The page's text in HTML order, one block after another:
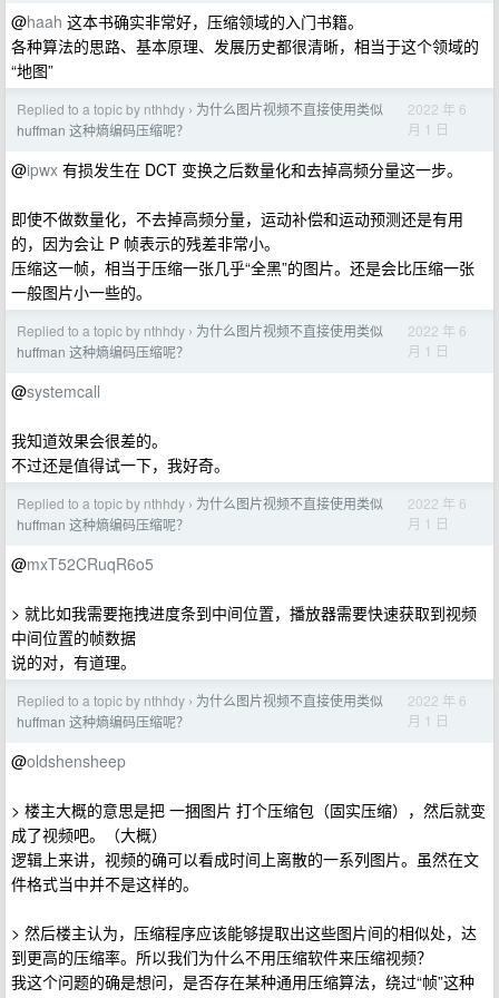
@haah 这本书确实非常好，压缩领域的入门书籍。
各种算法的思路、基本原理、发展历史都很清晰，相当于这个领域的
“地图”
Replied to a topic by nthhdy › 为什么图片视频不直接使用类似
huffman 这种熵编码压缩呢？
2022 年 6
月 1 日
@ipwx 有损发生在 DCT 变换之后数量化和去掉高频分量这一步。
即使不做数量化，不去掉高频分量，运动补偿和运动预测还是有用
的，因为会让 P 帧表示的残差非常小。
压缩这一帧，相当于压缩一张几乎“全黑”的图片。还是会比压缩一张
一般图片小一些的。
Replied to a topic by nthhdy › 为什么图片视频不直接使用类似
huffman 这种熵编码压缩呢？
2022 年 6
月 1 日
@systemcall
我知道效果会很差的。
不过还是值得试一下，我好奇。
Replied to a topic by nthhdy › 为什么图片视频不直接使用类似
huffman 这种熵编码压缩呢？
2022 年 6
月 1 日
@mxT52CRuqR6o5
> 就比如我需要拖拽进度条到中间位置，播放器需要快速获取到视频
中间位置的帧数据
说的对，有道理。
Replied to a topic by nthhdy › 为什么图片视频不直接使用类似
huffman 这种熵编码压缩呢？
2022 年 6
月 1 日
@oldshensheep
> 楼主大概的意思是把 一捆图片 打个压缩包（固实压缩），然后就变
成了视频吧。（大概）
逻辑上来讲，视频的确可以看成时间上离散的一系列图片。虽然在文
件格式当中并不是这样的。
> 然后楼主认为，压缩程序应该能够提取出这些图片间的相似处，达
到更高的压缩率。所以我们为什么不用压缩软件来压缩视频？
我这个问题的确是想问，是否存在某种通用压缩算法，绕过“帧”这种